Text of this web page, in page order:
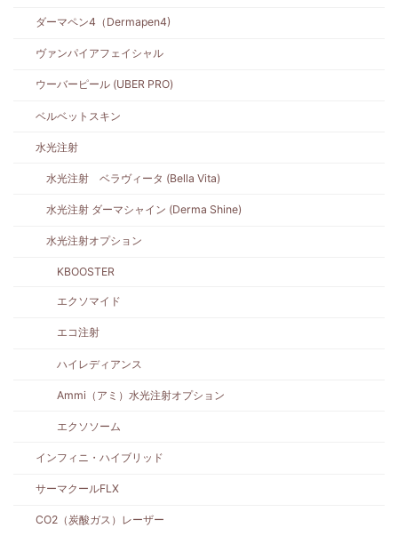
ダーマペン4（Dermapen4)
ヴァンパイアフェイシャル
ウーバーピール (UBER PRO)
ベルベットスキン
水光注射
水光注射 ベラヴィータ (Bella Vita)
水光注射 ダーマシャイン (Derma Shine)
水光注射オプション
KBOOSTER
エクソマイド
エコ注射
ハイレディアンス
Ammi（アミ）水光注射オプション
エクソソーム
インフィニ・ハイブリッド
サーマクールFLX
CO2（炭酸ガス）レーザー